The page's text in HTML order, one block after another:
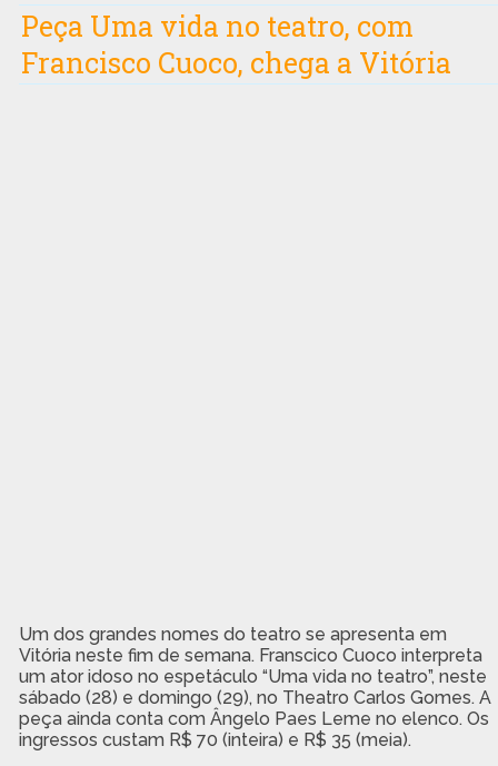
Peça Uma vida no teatro, com
Francisco Cuoco, chega a Vitória
Um dos grandes nomes do teatro se apresenta em
Vitória neste fim de semana. Franscico Cuoco interpreta
um ator idoso no espetáculo “Uma vida no teatro”, neste
sábado (28) e domingo (29), no Theatro Carlos Gomes. A
peça ainda conta com Ângelo Paes Leme no elenco. Os
ingressos custam R$ 70 (inteira) e R$ 35 (meia).